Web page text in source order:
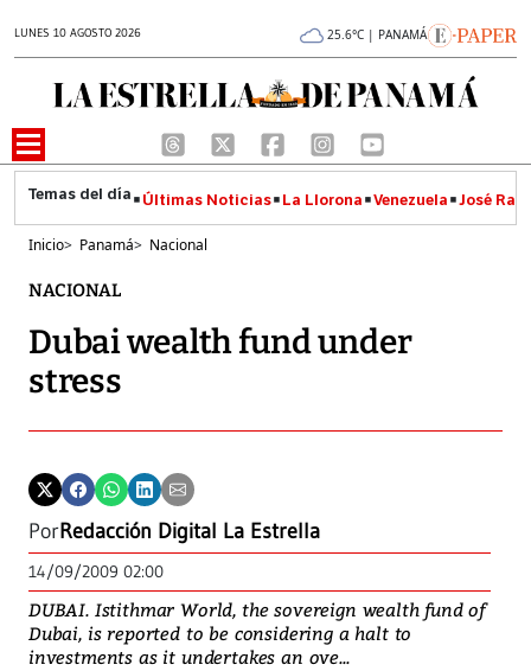
LUNES 10 AGOSTO 2026 25.6°C | PANAMÁ
Últimas Noticias La Llorona Venezuela José
Inicio> Panamá> Nacional
NACIONAL
Dubai wealth fund under
stress
PorRedacción Digital La Estrella
14/09/2009 02:00
DUBAI. Istithmar World, the sovereign wealth fund of
Dubai, is reported to be considering a halt to
investments as it undertakes an ove...